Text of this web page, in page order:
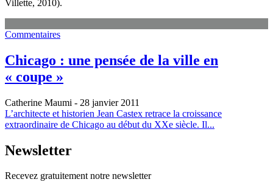
Villette, 2010).
Commentaires
Chicago : une pensée de la ville en
« coupe »
Catherine Maumi - 28 janvier 2011
L’architecte et historien Jean Castex retrace la croissance
extraordinaire de Chicago au début du XXe siècle. Il...
Newsletter
Recevez gratuitement notre newsletter